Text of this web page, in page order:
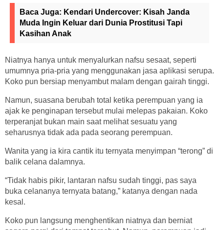
Baca Juga: Kendari Undercover: Kisah Janda
Muda Ingin Keluar dari Dunia Prostitusi Tapi
Kasihan Anak
Niatnya hanya untuk menyalurkan nafsu sesaat, seperti
umumnya pria-pria yang menggunakan jasa aplikasi serupa.
Koko pun bersiap menyambut malam dengan gairah tinggi.
Namun, suasana berubah total ketika perempuan yang ia
ajak ke penginapan tersebut mulai melepas pakaian. Koko
terperanjat bukan main saat melihat sesuatu yang
seharusnya tidak ada pada seorang perempuan.
Wanita yang ia kira cantik itu ternyata menyimpan “terong” di
balik celana dalamnya.
“Tidak habis pikir, lantaran nafsu sudah tinggi, pas saya
buka celananya ternyata batang,” katanya dengan nada
kesal.
Koko pun langsung menghentikan niatnya dan berniat